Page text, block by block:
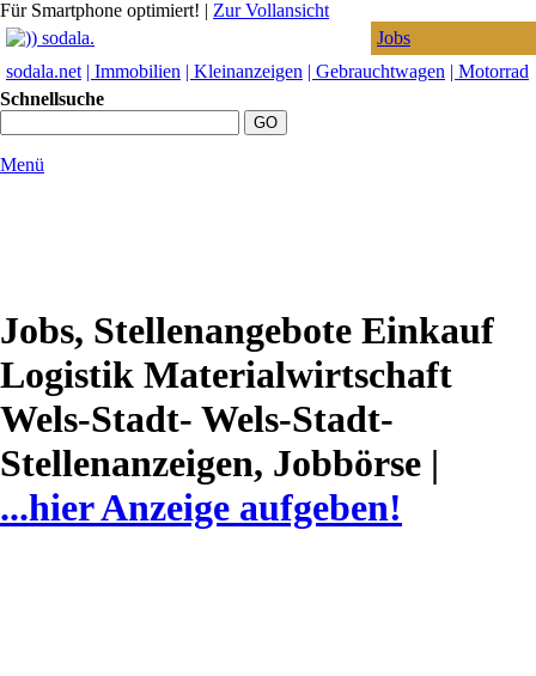
Für Smartphone optimiert! | Zur Vollansicht
Jobs
sodala.net | Immobilien | Kleinanzeigen | Gebrauchtwagen | Motorrad
Schnellsuche
Menü
Jobs, Stellenangebote Einkauf
Logistik Materialwirtschaft
Wels-Stadt- Wels-Stadt-
Stellenanzeigen, Jobbörse |
...hier Anzeige aufgeben!